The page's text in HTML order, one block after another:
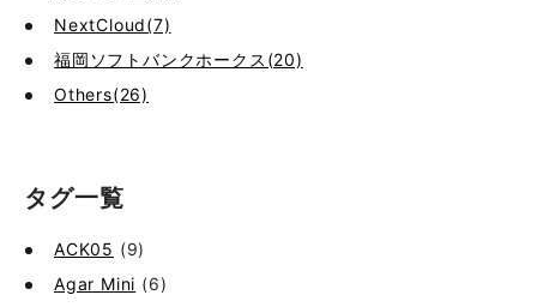
NextCloud(7)
福岡ソフトバンクホークス(20)
Others(26)
タグ一覧
ACK05 (9)
Agar Mini (6)